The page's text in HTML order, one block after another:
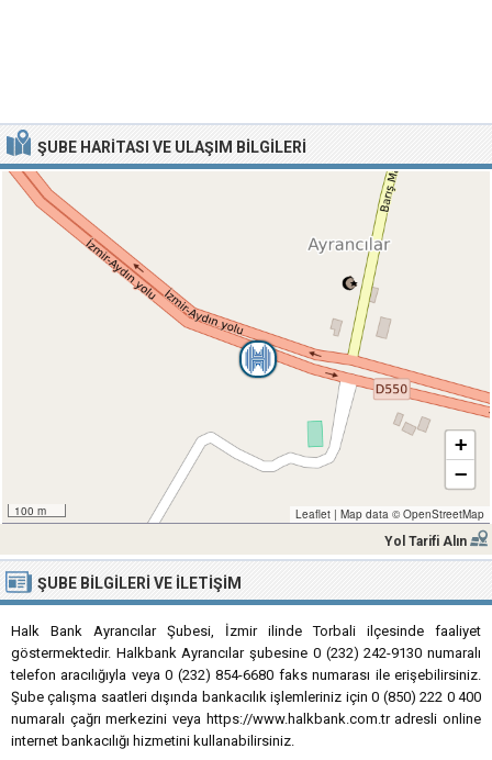
ŞUBE HARITASI VE ULAŞIM BILGILERI
100 m
+
−
Leaflet | Map data ©OpenStreetMap
Yol Tarifi Alın
ŞUBE BILGILERI VE İLETIŞIM
Halk Bank Ayrancılar Şubesi, İzmir ilinde Torbali ilçesinde faaliyet
göstermektedir. Halkbank Ayrancılar şubesine 0 (232) 242-9130 numaralı
telefon aracılığıyla veya 0 (232) 854-6680 faks numarası ile erişebilirsiniz.
Şube çalışma saatleri dışında bankacılık işlemleriniz için 0 (850) 222 0 400
numaralı çağrı merkezini veya https://www.halkbank.com.tr adresli online
internet bankacılığı hizmetini kullanabilirsiniz.